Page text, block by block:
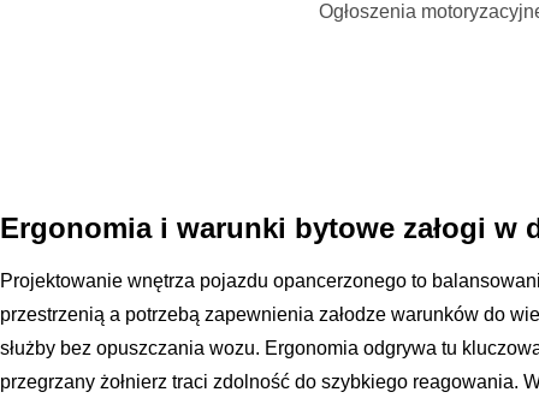
Ogłoszenia
Ergonomia i warunki bytowe załogi w
Projektowanie wnętrza pojazdu opancerzonego to
przestrzenią a potrzebą zapewnienia załodze warunków do
służby bez opuszczania wozu. Ergonomia odgrywa tu
przegrzany żołnierz traci zdolność do szybkiego reagowania.